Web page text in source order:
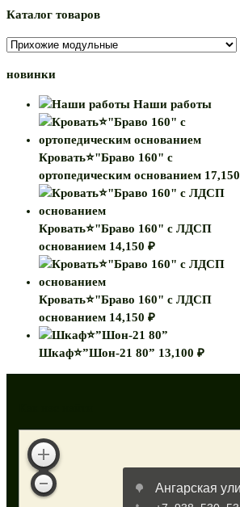
Каталог товаров
новинки
Наши работы
Кровать⭐"Браво 160" с
ортопедическим основанием 17,150
Кровать⭐"Браво 160" с ЛДСП
основанием 14,150 ₽
Кровать⭐"Браво 160" с ЛДСП
основанием 14,150 ₽
Шкаф⭐”Шон-21 80” 13,100 ₽